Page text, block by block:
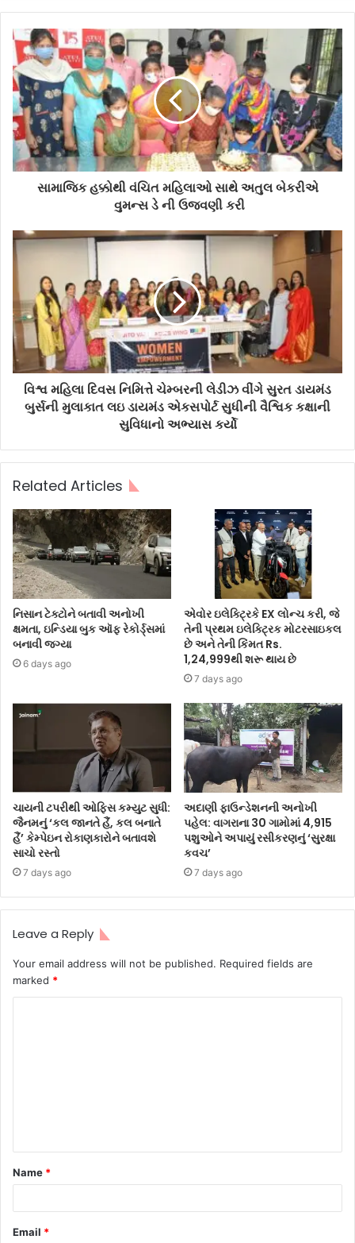
સામાજિક હક્કોથી વંચિત મહિલાઓ સાથે અતુલ બેકરીએ
વુમન્સ ડે ની ઉજવણી કરી
વિશ્વ મહિલા દિવસ નિમિત્તે ચેમ્બરની લેડીઝ વીંગે સુરત ડાયમંડ
બુર્સની મુલાકાત લઇ ડાયમંડ એકસપોર્ટ સુધીની વૈશ્વિક કક્ષાની
સુવિધાનો અભ્યાસ કર્યો
Related Articles
નિસાન ટેક્ટોને બતાવી અનોખી
ક્ષમતા, ઇન્ડિયા બુક ઑફ રેકોર્ડ્સમાં
બનાવી જગ્યા
6 days ago
એવોર ઇલેક્ટ્રિકે EX લોન્ચ કરી, જે
તેની પ્રથમ ઇલેક્ટ્રિક મોટરસાઇકલ
છે અને તેની કિંમત Rs.
1,24,999થી શરૂ થાય છે
7 days ago
ચાયની ટપરીથી ઓફિસ કમ્યુટ સુધી:
જૈનમનું ‘કલ જાનતે હૈં, કલ બનાતે
હૈં’ કેમ્પેઇન રોકાણકારોને બતાવશે
સાચો રસ્તો
7 days ago
અદાણી ફાઉન્ડેશનની અનોખી
પહેલ: વાગરાના 30 ગામોમાં 4,915
પશુઓને અપાયું રસીકરણનું ‘સુરક્ષા
કવચ’
7 days ago
Leave a Reply
Your email address will not be published. Required fields are
marked *
Name *
Email *